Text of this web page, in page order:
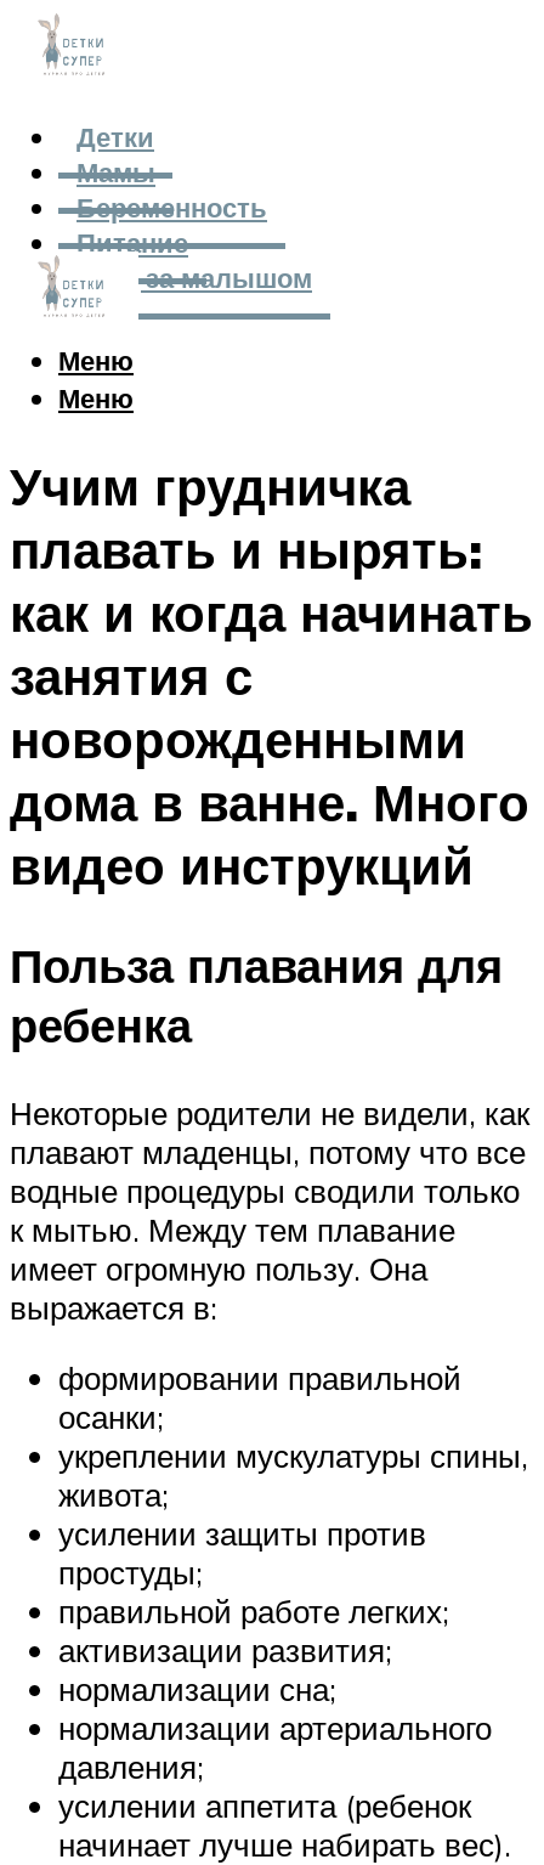
Детки
Мамы
Беременность
Питание
Уход за малышом
Меню
Меню
Учим грудничка
плавать и нырять:
как и когда начинать
занятия с
новорожденными
дома в ванне. Много
видео инструкций
Польза плавания для
ребенка
Некоторые родители не видели, как
плавают младенцы, потому что все
водные процедуры сводили только
к мытью. Между тем плавание
имеет огромную пользу. Она
выражается в:
формировании правильной
осанки;
укреплении мускулатуры спины,
живота;
усилении защиты против
простуды;
правильной работе легких;
активизации развития;
нормализации сна;
нормализации артериального
давления;
усилении аппетита (ребенок
начинает лучше набирать вес).